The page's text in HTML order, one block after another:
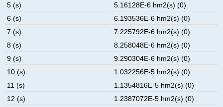
5 (s)
5.16128E-6 hm2(s) (0)
6 (s)
6.193536E-6 hm2(s) (0)
7 (s)
7.225792E-6 hm2(s) (0)
8 (s)
8.258048E-6 hm2(s) (0)
9 (s)
9.290304E-6 hm2(s) (0)
10 (s)
1.032256E-5 hm2(s) (0)
11 (s)
1.1354816E-5 hm2(s) (0)
12 (s)
1.2387072E-5 hm2(s) (0)